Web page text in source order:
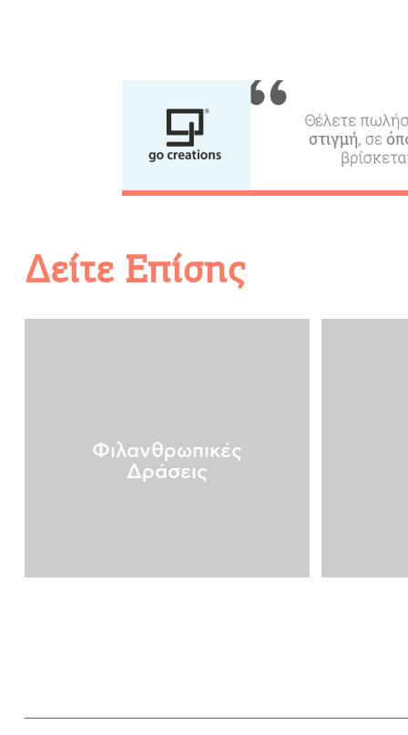
Δραστηριότητες για
& Παιδιά
Φαγητό, Ποτό, Διασκέδαση
Δείτε Επίσης
Φιλανθρωπικές
Δράσεις